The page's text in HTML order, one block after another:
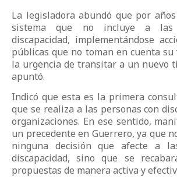
La legisladora abundó que por
sistema que no incluye a las
discapacidad, implementándose
públicas que no toman en cuenta su
la urgencia de transitar a un nuevo
apuntó.
Indicó que esta es la primera
que se realiza a las personas con
organizaciones. En ese sentido,
un precedente en Guerrero, ya que
ninguna decisión que afecte a
discapacidad, sino que se
propuestas de manera activa y